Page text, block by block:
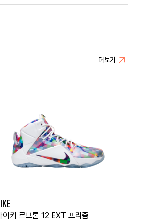
더보기
이키 르브론 12 EXT 프리즘